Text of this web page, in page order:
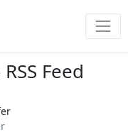
Feed